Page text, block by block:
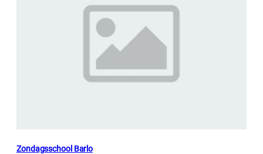
Zondagsschool Barlo